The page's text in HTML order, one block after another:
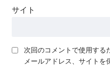
サイト
次回のコメントで使用する
メールアドレス、サイトを